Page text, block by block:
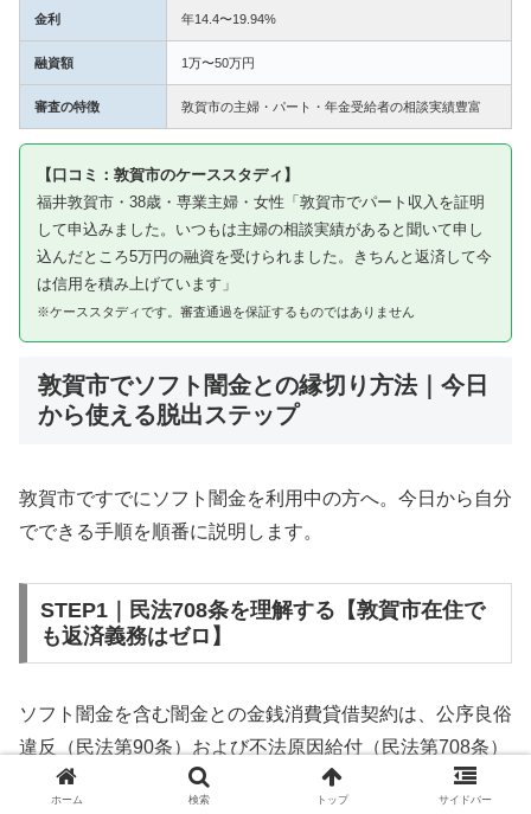
金利 年14.4〜19.94%
融資額 1万〜50万円
審査の特徴 敦賀市の主婦・パート・年金受給者の相談実績豊富
【口コミ：敦賀市のケーススタディ】
福井敦賀市・38歳・専業主婦・女性「敦賀市でパート収入を証明
して申込みました。いつもは主婦の相談実績があると聞いて申し
込んだところ5万円の融資を受けられました。きちんと返済して今
は信用を積み上げています」
※ケーススタディです。審査通過を保証するものではありません
敦賀市でソフト闇金との縁切り方法｜今日
から使える脱出ステップ
敦賀市ですでにソフト闇金を利用中の方へ。今日から自分
でできる手順を順番に説明します。
STEP1｜民法708条を理解する【敦賀市在住で
も返済義務はゼロ】
ソフト闇金を含む闇金との金銭消費貸借契約は、公序良俗
違反（民法第90条）および不法原因給付（民法第708条）
に該当するため、法的には無効です。敦賀市在住であって
ホーム 検索 トップ サイドバー